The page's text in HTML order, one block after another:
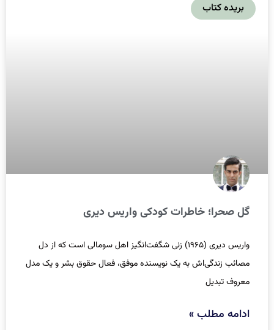
بریده کتاب
گل صحرا؛ خاطرات کودکی واریس دیری
واریس دیری (۱۹۶۵) زنی شگفت‌انگیز اهل سومالی است که از دل
مصائب زندگی‌اش به یک نویسنده موفق، فعال حقوق بشر و یک مدل
معروف تبدیل
ادامه مطلب »